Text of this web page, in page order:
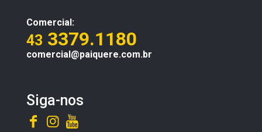
Comercial:
43 3379.1180
comercial@paiquere.com.br
Siga-nos